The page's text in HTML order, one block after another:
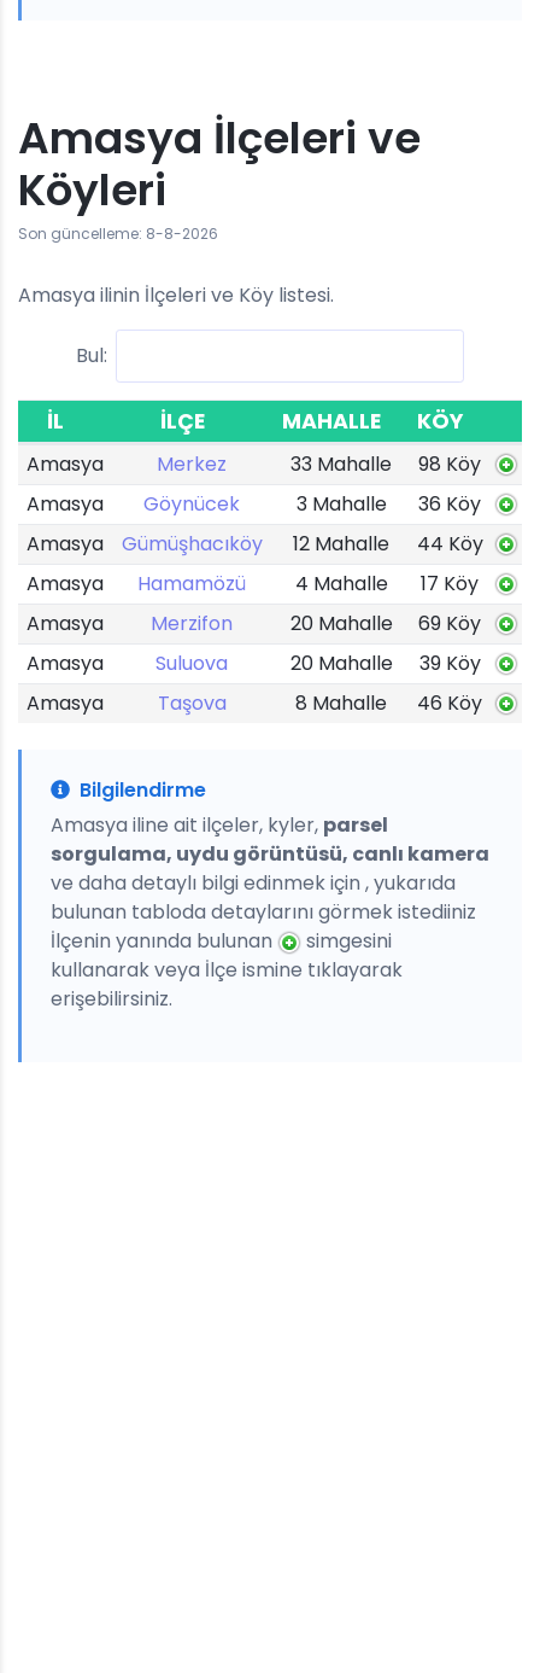
Amasya İlçeleri ve
Köyleri
Son güncelleme: 8-8-2026
Amasya ilinin İlçeleri ve Köy listesi.
Bul:
İL İLÇE MAHALLE KÖY
Amasya Merkez 33 Mahalle
98 Köy
Amasya
Göynücek 3 Mahalle
36 Köy
Amasya
Gümüşhacıköy 12 Mahalle
44 Köy
Amasya
Hamamözü 4 Mahalle
17 Köy
Amasya
Merzifon 20 Mahalle
69 Köy
Amasya
Suluova 20 Mahalle
39 Köy
Amasya
Taşova 8 Mahalle 46 Köy
Bilgilendirme
Amasya iline ait ilçeler, kyler, parsel
sorgulama, uydu görüntüsü, canlı kamera
ve daha detaylı bilgi edinmek için , yukarıda
bulunan tabloda detaylarını görmek istediiniz
İlçenin yanında bulunan
simgesini
kullanarak veya İlçe ismine tıklayarak
erişebilirsiniz.